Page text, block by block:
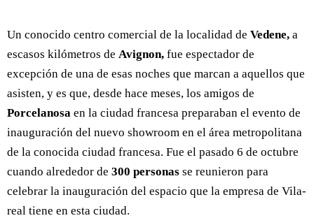
Un conocido centro comercial de la localidad de Vedene, a
escasos kilómetros de Avignon, fue espectador de
excepción de una de esas noches que marcan a aquellos que
asisten, y es que, desde hace meses, los amigos de
Porcelanosa en la ciudad francesa preparaban el evento de
inauguración del nuevo showroom en el área metropolitana
de la conocida ciudad francesa. Fue el pasado 6 de octubre
cuando alrededor de 300 personas se reunieron para
celebrar la inauguración del espacio que la empresa de Vila-
real tiene en esta ciudad.